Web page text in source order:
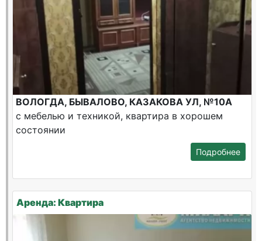
ВОЛОГДА, БЫВАЛОВО, КАЗАКОВА УЛ, №10А
с мебелью и техникой, квартира в хорошем
состоянии
Подробнее
Аренда: Квартира